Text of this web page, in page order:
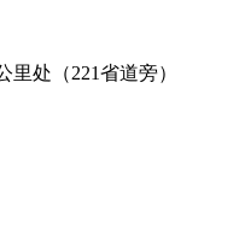
处（221省道旁）